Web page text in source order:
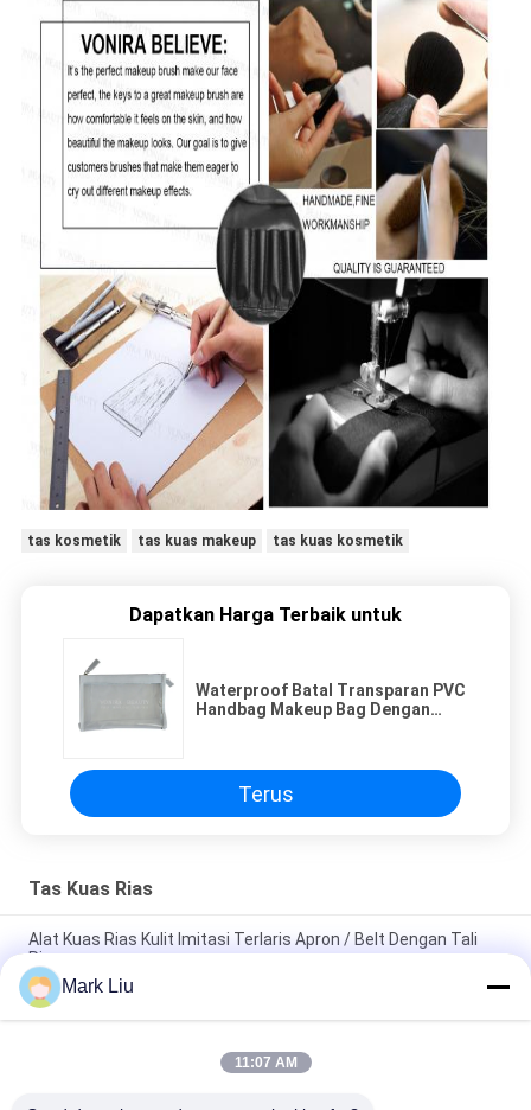
tas kosmetik tas kuas makeup tas kuas kosmetik
Dapatkan Harga Terbaik untuk
Waterproof Batal Transparan PVC
Handbag Makeup Bag Dengan
Terus
Tas Kuas Rias
Alat Kuas Rias Kulit Imitasi Terlaris Apron / Belt Dengan Tali
Ringan
PU Pensil Kasus Pouch Gelombang Stripe Zipper Penutupan
Travel Tas Kosmetik Makeup Lucu Pena Alat Tulis
Kuas Makeup profesional Roll Pouch Perlengkapan Mandi Pen
Mark Liu
11:07 AM